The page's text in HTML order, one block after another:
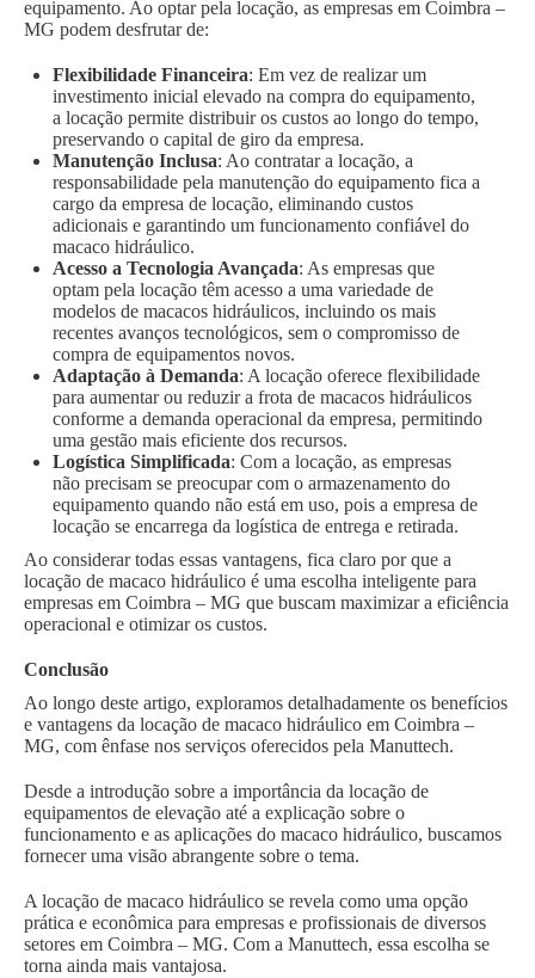
equipamento. Ao optar pela locação, as empresas em Coimbra –
MG podem desfrutar de:
Flexibilidade Financeira: Em vez de realizar um
investimento inicial elevado na compra do equipamento,
a locação permite distribuir os custos ao longo do tempo,
preservando o capital de giro da empresa.
Manutenção Inclusa: Ao contratar a locação, a
responsabilidade pela manutenção do equipamento fica a
cargo da empresa de locação, eliminando custos
adicionais e garantindo um funcionamento confiável do
macaco hidráulico.
Acesso a Tecnologia Avançada: As empresas que
optam pela locação têm acesso a uma variedade de
modelos de macacos hidráulicos, incluindo os mais
recentes avanços tecnológicos, sem o compromisso de
compra de equipamentos novos.
Adaptação à Demanda: A locação oferece flexibilidade
para aumentar ou reduzir a frota de macacos hidráulicos
conforme a demanda operacional da empresa, permitindo
uma gestão mais eficiente dos recursos.
Logística Simplificada: Com a locação, as empresas
não precisam se preocupar com o armazenamento do
equipamento quando não está em uso, pois a empresa de
locação se encarrega da logística de entrega e retirada.
Ao considerar todas essas vantagens, fica claro por que a
locação de macaco hidráulico é uma escolha inteligente para
empresas em Coimbra – MG que buscam maximizar a eficiência
operacional e otimizar os custos.
Conclusão
Ao longo deste artigo, exploramos detalhadamente os benefícios
e vantagens da locação de macaco hidráulico em Coimbra –
MG, com ênfase nos serviços oferecidos pela Manuttech.
Desde a introdução sobre a importância da locação de
equipamentos de elevação até a explicação sobre o
funcionamento e as aplicações do macaco hidráulico, buscamos
fornecer uma visão abrangente sobre o tema.
A locação de macaco hidráulico se revela como uma opção
prática e econômica para empresas e profissionais de diversos
setores em Coimbra – MG. Com a Manuttech, essa escolha se
torna ainda mais vantajosa.